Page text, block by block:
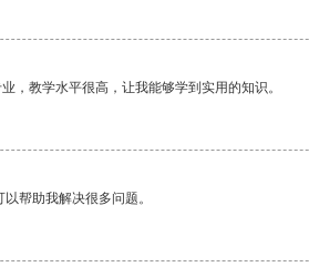
，教学水平很高，让我能够学到实用的知识。
帮助我解决很多问题。